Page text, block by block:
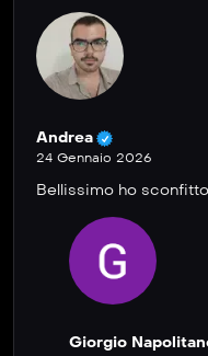
Andrea
24 Gennaio 2026
Bellissimo ho
Giorgio